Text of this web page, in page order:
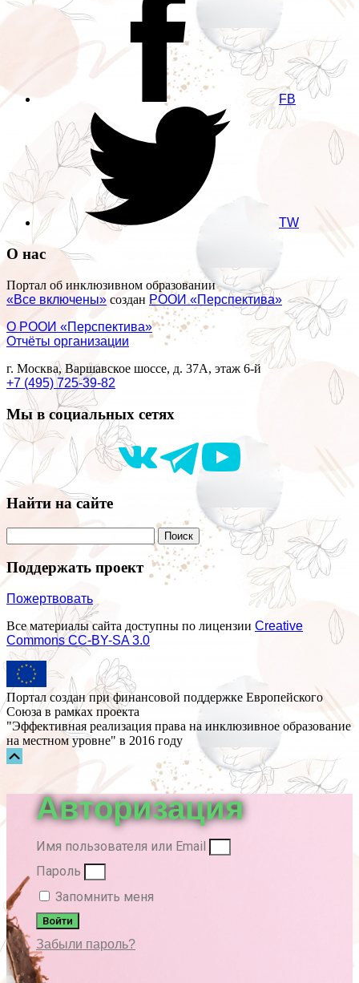
FB
TW
О нас
Портал об инклюзивном образовании
«Все включены» создан РООИ «Перспектива»
О РООИ «Перспектива»
Отчёты организации
г. Москва, Варшавское шоссе, д. 37А, этаж 6-й
+7 (495) 725-39-82
Мы в социальных сетях
Найти на сайте
Поддержать проект
Пожертвовать
Все материалы сайта доступны по лицензии Creative
Commons СС-BY-SA 3.0
Портал создан при финансовой поддержке Европейского
Союза в рамках проекта
"Эффективная реализация права на инклюзивное образование
на местном уровне" в 2016 году
Прокрутка
Авторизация
Имя пользователя или Email
Пароль
Запомнить меня
Войти
Забыли пароль?